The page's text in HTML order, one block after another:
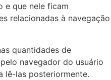
e que nele ficam
relacionadas à navegação
quantidades de
navegador do usuário
lê-las posteriormente.